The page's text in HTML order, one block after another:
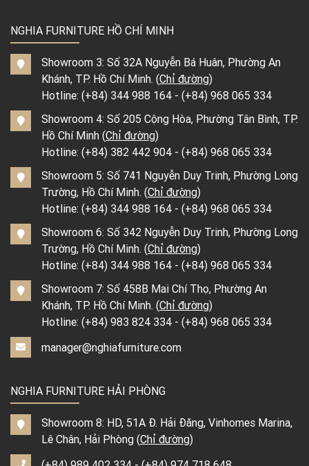
NGHIA FURNITURE HỒ CHÍ MINH
Showroom 3: Số 32A Nguyễn Bá Huân, Phường An
Khánh, TP. Hồ Chí Minh. (Chỉ đường)
Hotline: (+84) 344 988 164 - (+84) 968 065 334
Showroom 4: Số 205 Cộng Hòa, Phường Tân Bình, TP.
Hồ Chí Minh (Chỉ đường)
Hotline: (+84) 382 442 904 - (+84) 968 065 334
Showroom 5: Số 741 Nguyễn Duy Trinh, Phường Long
Trường, Hồ Chí Minh. (Chỉ đường)
Hotline: (+84) 344 988 164 - (+84) 968 065 334
Showroom 6: Số 342 Nguyễn Duy Trinh, Phường Long
Trường, Hồ Chí Minh. (Chỉ đường)
Hotline: (+84) 344 988 164 - (+84) 968 065 334
Showroom 7: Số 458B Mai Chí Thọ, Phường An
Khánh, TP. Hồ Chí Minh. (Chỉ đường)
Hotline: (+84) 983 824 334 - (+84) 968 065 334
manager@nghiafurniture.com
NGHIA FURNITURE HẢI PHÒNG
Showroom 8: HD, 51A Đ. Hải Đăng, Vinhomes Marina,
Lê Chân, Hải Phòng (Chỉ đường)